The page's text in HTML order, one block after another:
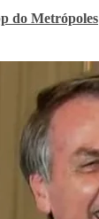
do Metrópoles